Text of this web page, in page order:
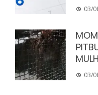
03/
03/